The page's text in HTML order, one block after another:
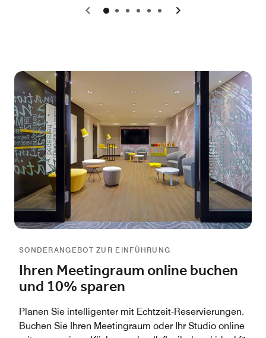
0 1 2 3 4 5
SONDERANGEBOT ZUR EINFÜHRUNG
Ihren Meetingraum online buchen
und 10% sparen
Planen Sie intelligenter mit Echtzeit-Reservierungen.
Buchen Sie Ihren Meetingraum oder Ihr Studio online